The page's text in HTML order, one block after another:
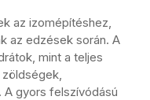
az izomépítéshez,
az edzések során. A
mint a teljes
A gyors felszívódású